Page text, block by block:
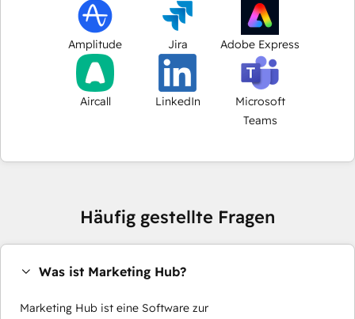
Amplitude Jira Adobe Express
Aircall LinkedIn
Microsoft
Teams
Häufig gestellte Fragen
Was ist Marketing Hub?
Marketing Hub ist eine Software zur